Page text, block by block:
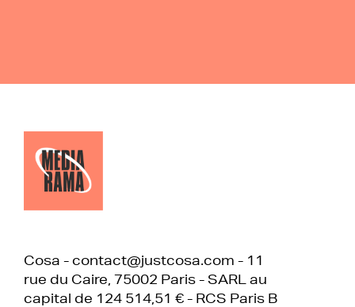
Cosa - contact@justcosa.com - 11
rue du Caire, 75002 Paris - SARL au
capital de 124 514,51 € - RCS Paris B